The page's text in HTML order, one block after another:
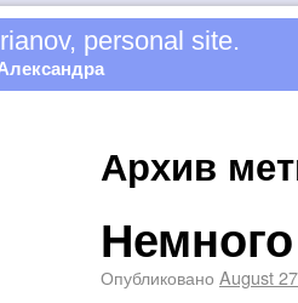
personal site.
Архив
Опубликовано August